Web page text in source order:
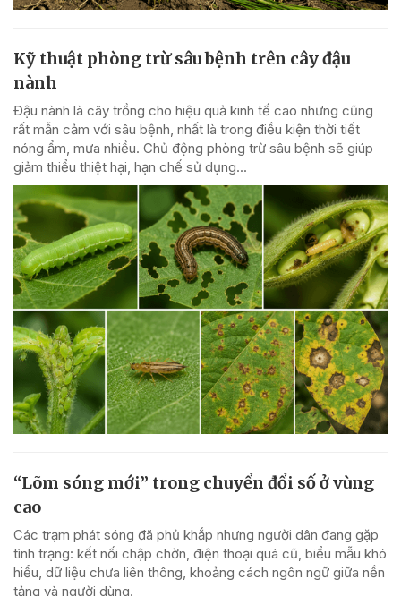
Kỹ thuật phòng trừ sâu bệnh trên cây đậu
nành
Đậu nành là cây trồng cho hiệu quả kinh tế cao nhưng cũng
rất mẫn cảm với sâu bệnh, nhất là trong điều kiện thời tiết
nóng ẩm, mưa nhiều. Chủ động phòng trừ sâu bệnh sẽ giúp
giảm thiểu thiệt hại, hạn chế sử dụng...
“Lõm sóng mới” trong chuyển đổi số ở vùng
cao
Các trạm phát sóng đã phủ khắp nhưng người dân đang gặp
tình trạng: kết nối chập chờn, điện thoại quá cũ, biểu mẫu khó
hiểu, dữ liệu chưa liên thông, khoảng cách ngôn ngữ giữa nền
tảng và người dùng.